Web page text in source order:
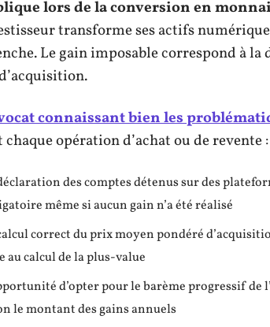
lors de la conversion en
transforme ses actifs
Le gain imposable correspond à
connaissant bien les
chaque opération d’achat ou de revente :
des comptes détenus sur des
même si aucun gain n’a été réalisé
correct du prix moyen pondéré
au calcul de la plus-value
d’opter pour le barème progressif
le montant des gains annuels